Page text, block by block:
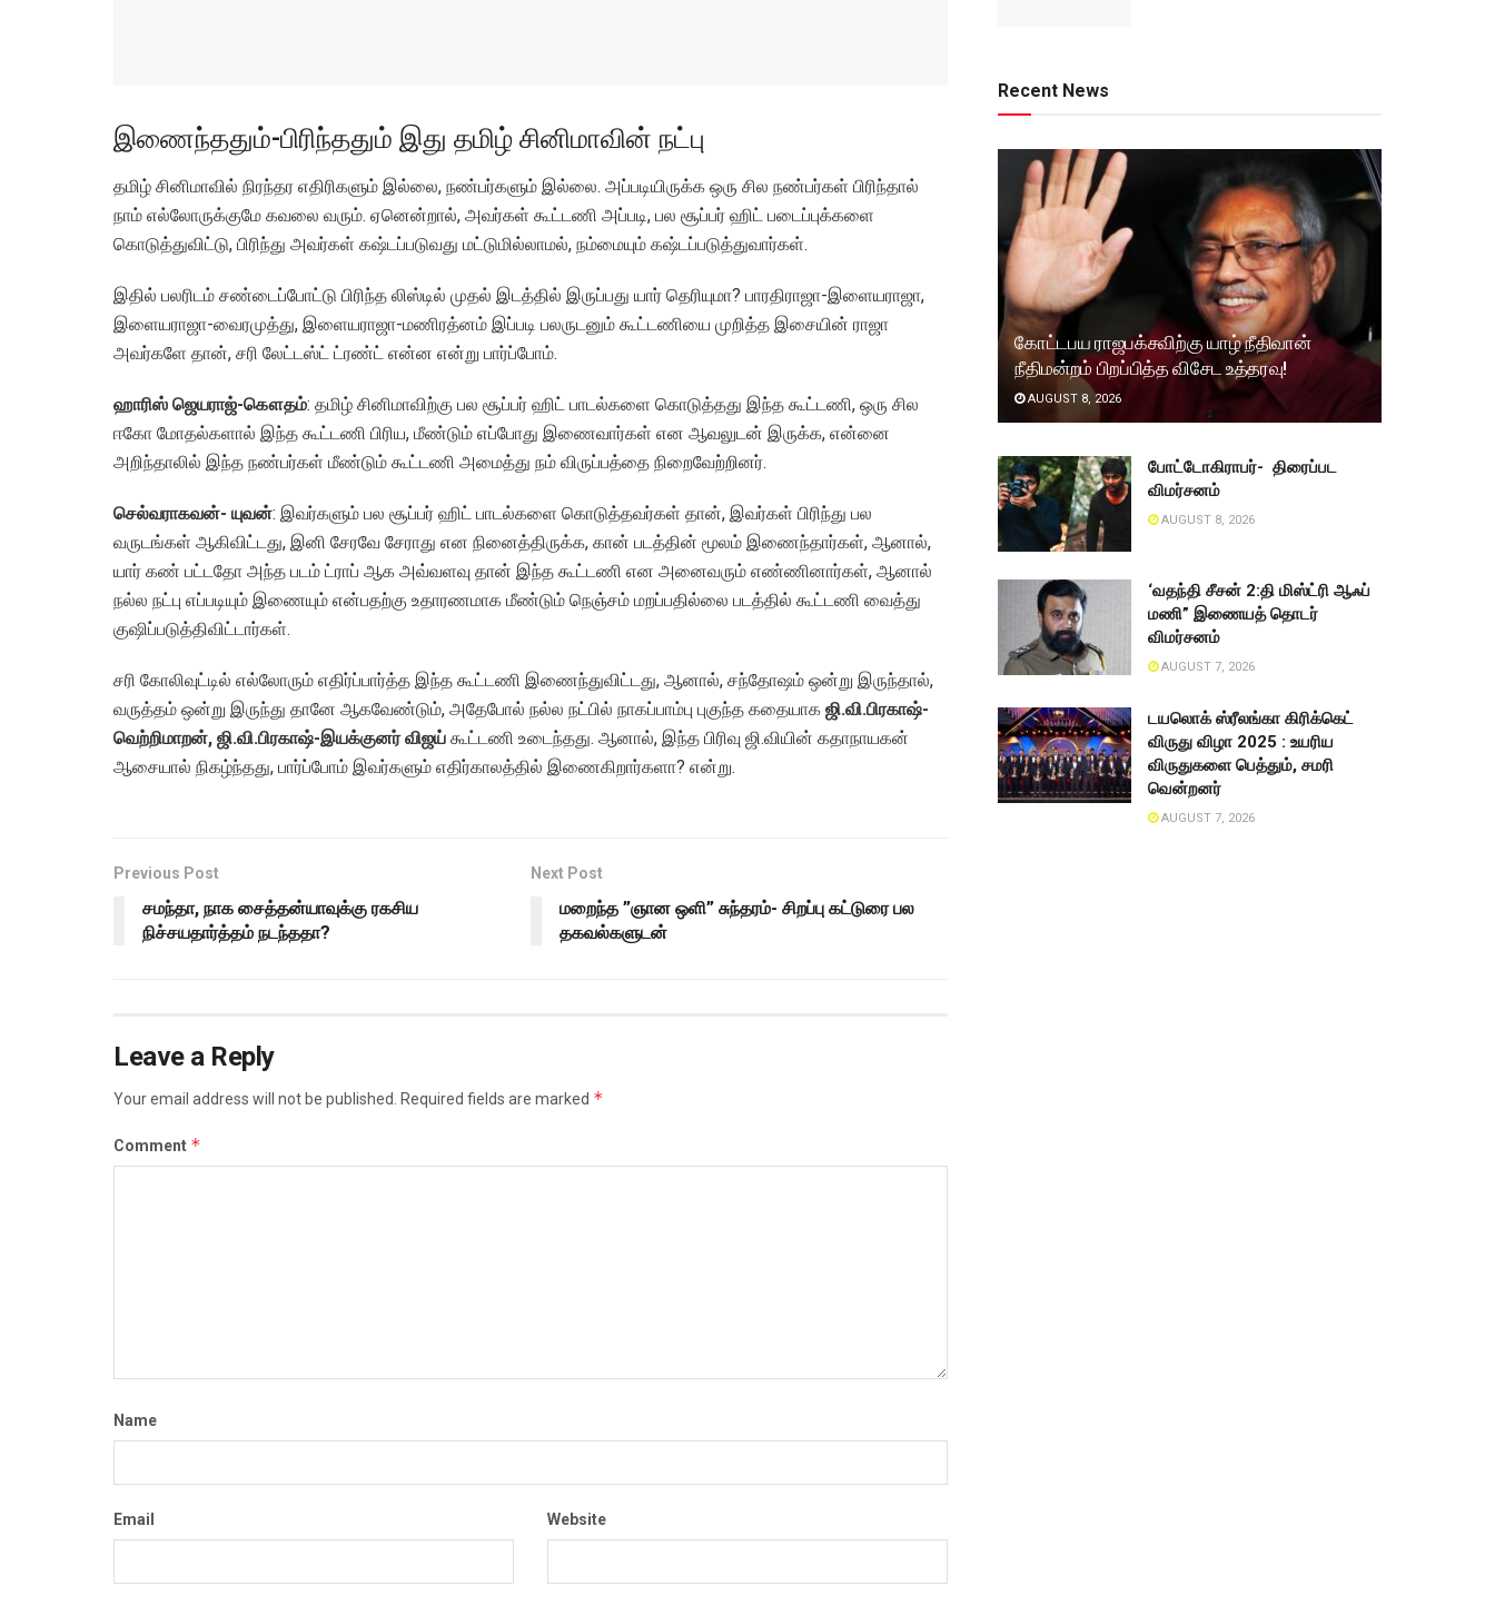
இணைந்ததும்-பிரிந்ததும் இது தமிழ் சினிமாவின் நட்பு
தமிழ் சினிமாவில் நிரந்தர எதிரிகளும் இல்லை, நண்பர்களும் இல்லை. அப்படியிருக்க ஒரு சில நண்பர்கள் பிரிந்தால்
நாம் எல்லோருக்குமே கவலை வரும். ஏனென்றால், அவர்கள் கூட்டணி அப்படி, பல சூப்பர் ஹிட் படைப்புக்களை
கொடுத்துவிட்டு, பிரிந்து அவர்கள் கஷ்டப்படுவது மட்டுமில்லாமல், நம்மையும் கஷ்டப்படுத்துவார்கள்.
இதில் பலரிடம் சண்டைப்போட்டு பிரிந்த லிஸ்டில் முதல் இடத்தில் இருப்பது யார் தெரியுமா? பாரதிராஜா-இளையராஜா,
இளையராஜா-வைரமுத்து, இளையராஜா-மணிரத்னம் இப்படி பலருடனும் கூட்டணியை முறித்த இசையின் ராஜா
அவர்களே தான், சரி லேட்டஸ்ட் ட்ரண்ட் என்ன என்று பார்ப்போம்.
ஹாரிஸ் ஜெயராஜ்-கௌதம்: தமிழ் சினிமாவிற்கு பல சூப்பர் ஹிட் பாடல்களை கொடுத்தது இந்த கூட்டணி, ஒரு சில
ஈகோ மோதல்களால் இந்த கூட்டணி பிரிய, மீண்டும் எப்போது இணைவார்கள் என ஆவலுடன் இருக்க, என்னை
அறிந்தாலில் இந்த நண்பர்கள் மீண்டும் கூட்டணி அமைத்து நம் விருப்பத்தை நிறைவேற்றினர்.
செல்வராகவன்- யுவன்: இவர்களும் பல சூப்பர் ஹிட் பாடல்களை கொடுத்தவர்கள் தான், இவர்கள் பிரிந்து பல
வருடங்கள் ஆகிவிட்டது, இனி சேரவே சேராது என நினைத்திருக்க, கான் படத்தின் மூலம் இணைந்தார்கள், ஆனால்,
யார் கண் பட்டதோ அந்த படம் ட்ராப் ஆக அவ்வளவு தான் இந்த கூட்டணி என அனைவரும் எண்ணினார்கள், ஆனால்
நல்ல நட்பு எப்படியும் இணையும் என்பதற்கு உதாரணமாக மீண்டும் நெஞ்சம் மறப்பதில்லை படத்தில் கூட்டணி வைத்து
குஷிப்படுத்திவிட்டார்கள்.
சரி கோலிவுட்டில் எல்லோரும் எதிர்ப்பார்த்த இந்த கூட்டணி இணைந்துவிட்டது, ஆனால், சந்தோஷம் ஒன்று இருந்தால்,
வருத்தம் ஒன்று இருந்து தானே ஆகவேண்டும், அதேபோல் நல்ல நட்பில் நாகப்பாம்பு புகுந்த கதையாக ஜி.வி.பிரகாஷ்-
வெற்றிமாறன், ஜி.வி.பிரகாஷ்-இயக்குனர் விஜய் கூட்டணி உடைந்தது. ஆனால், இந்த பிரிவு ஜி.வியின் கதாநாயகன்
ஆசையால் நிகழ்ந்தது, பார்ப்போம் இவர்களும் எதிர்காலத்தில் இணைகிறார்களா? என்று.
Previous Post
சமந்தா, நாக சைத்தன்யாவுக்கு ரகசிய
நிச்சயதார்த்தம் நடந்ததா?
Next Post
மறைந்த ”ஞான ஒளி” சுந்தரம்- சிறப்பு கட்டுரை பல
தகவல்களுடன்
Leave a Reply
Your email address will not be published. Required fields are marked *
Comment *
Name
Email Website
Recent News
கோட்டபய ராஜபக்சவிற்கு யாழ் நீதிவான்
நீதிமன்றம் பிறப்பித்த விசேட உத்தரவு!
AUGUST 8, 2026
போட்டோகிராபர்- ‌ திரைப்பட
விமர்சனம்
AUGUST 8, 2026
‘வதந்தி சீசன் 2:தி மிஸ்ட்ரி ஆஃப்
மணி” இணையத் தொடர்
விமர்சனம்
AUGUST 7, 2026
டயலொக் ஸ்ரீலங்கா கிரிக்கெட்
விருது விழா 2025 : உயரிய
விருதுகளை பெத்தும், சமரி
வென்றனர்
AUGUST 7, 2026